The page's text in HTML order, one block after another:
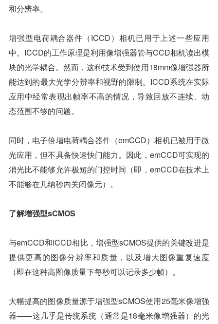
和分辨率。
增强型电荷耦合器件（ICCD）相机已用于上述一些应用
中。ICCD的工作原理是利用像增强器管与CCD相机读出模
块的光学耦合。然而，这种技术受到使用18mm像增强器所
能达到的最大光学分辨率和视野的限制。ICCD系统在实际
应用中经常表现出帧率不高的情况，导致回放不连续、动
态范围不够的问题。
同时，电子倍增电荷耦合器件（emCCD）相机已被用于微
光应用，但不具备快速快门能力。因此，emCCD可实现的
消光比不能够允许极短的门控时间（即，emCCD在技术上
不能够在几纳秒内关闭像元）。
了解增强型sCMOS
与emCCD和ICCD相比，增强型sCMOS提供的关键改进是
提供更高的图像分辨率和质量，以及增大图像重复速度
（即在这种高图像质量下每秒可以记录多少帧）。
大幅提高的图像质量源于增强型sCMOS使用25毫米像增强
器——这几乎是传统系统（通常是18毫米像增强器）的光